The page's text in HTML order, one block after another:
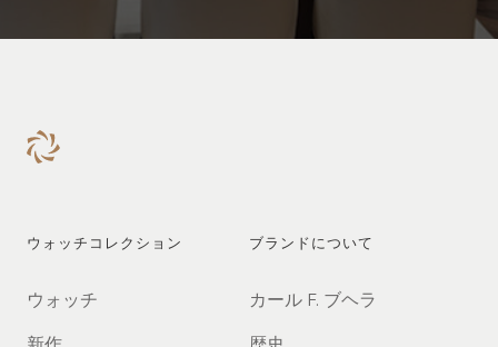
ウォッチコレクション
ウォッチ
ブランドについて
カール F. ブヘラ